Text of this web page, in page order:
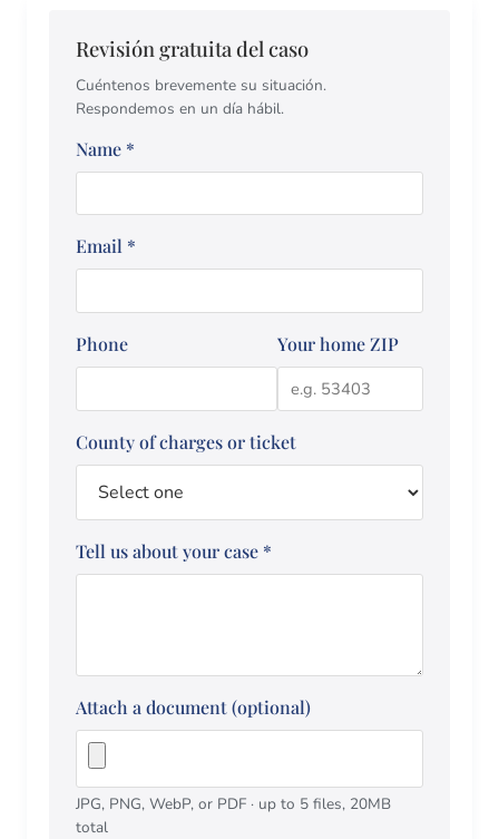
Revisión gratuita del caso
Cuéntenos brevemente su situación.
Respondemos en un día hábil.
Name *
Email *
Phone Your home ZIP
County of charges or ticket
Tell us about your case *
Attach a document (optional)
JPG, PNG, WebP, or PDF · up to 5 files, 20MB
total